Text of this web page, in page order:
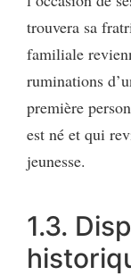
trouvera sa
familiale
ruminations
première
est né et qui
jeunesse.
1.3.